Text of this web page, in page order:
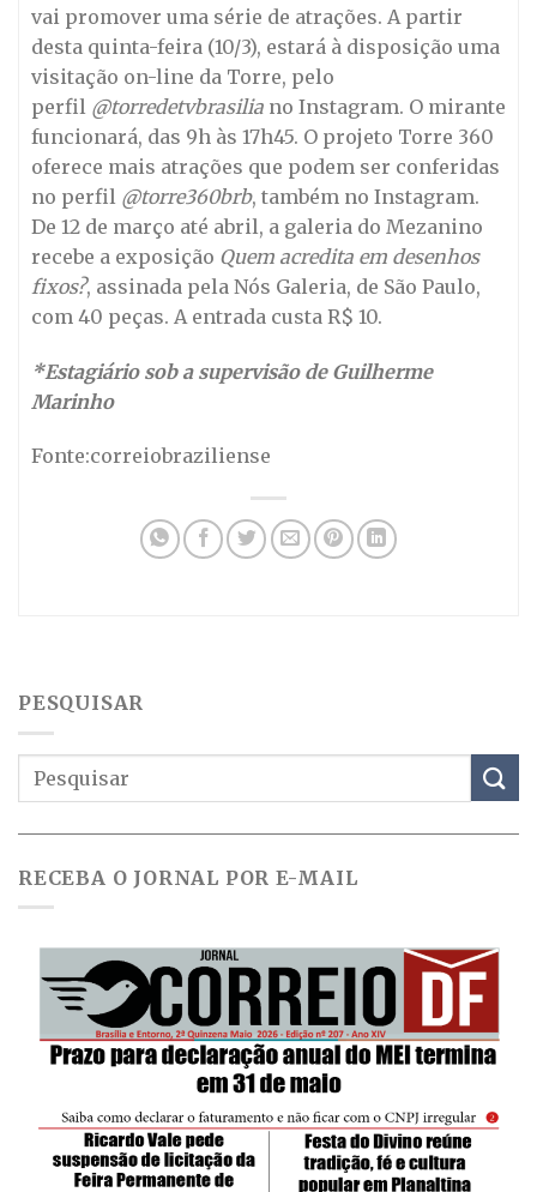
vai promover uma série de atrações. A partir
desta quinta-feira (10/3), estará à disposição uma
visitação on-line da Torre, pelo
perfil @torredetvbrasilia no Instagram. O mirante
funcionará, das 9h às 17h45. O projeto Torre 360
oferece mais atrações que podem ser conferidas
no perfil @torre360brb, também no Instagram.
De 12 de março até abril, a galeria do Mezanino
recebe a exposição Quem acredita em desenhos
fixos?, assinada pela Nós Galeria, de São Paulo,
com 40 peças. A entrada custa R$ 10.
*Estagiário sob a supervisão de Guilherme
Marinho
Fonte:correiobraziliense
PESQUISAR
RECEBA O JORNAL POR E-MAIL